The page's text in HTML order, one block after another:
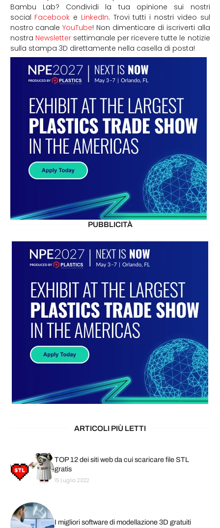
Bambu Lab? Condividi la tua opinione sui nostri
social Facebook e LinkedIn. Trovi tutti i nostri video sul
nostro canaleYouTube! Non dimenticare di iscriverti alla
nostra Newslettersettimanale per ricevere tutte le notizie
sulla stampa 3D direttamente nella casella di posta!
PUBBLICITÀ
ARTICOLI PIÙ LETTI
TOP 12 dei siti web da cui scaricare file STL
gratis
15 Luglio 2022
I migliori software di modellazione 3D gratuiti